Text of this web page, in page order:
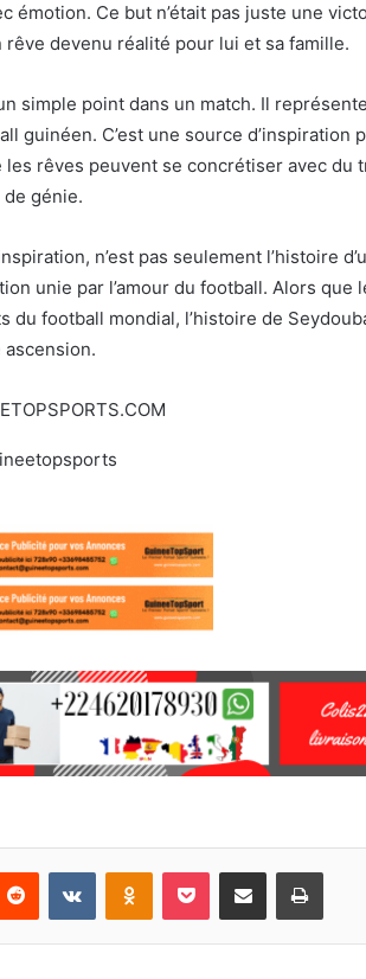
émotion. Ce but n’était pas juste une
devenu réalité pour lui et sa famille.
simple point dans un match. Il
guinéen. C’est une source d’inspiration
rêves peuvent se concrétiser avec du
génie.
n’est pas seulement l’histoire
unie par l’amour du football. Alors que
football mondial, l’histoire de